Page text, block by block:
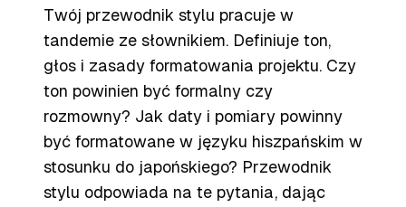
Twój przewodnik stylu pracuje w
tandemie ze słownikiem. Definiuje ton,
głos i zasady formatowania projektu. Czy
ton powinien być formalny czy
rozmowny? Jak daty i pomiary powinny
być formatowane w języku hiszpańskim w
stosunku do japońskiego? Przewodnik
stylu odpowiada na te pytania, dając